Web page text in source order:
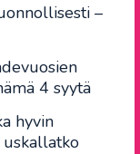
–
4 syytä
hyvin
uskallatko